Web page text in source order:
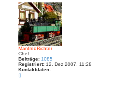
h
e
e
i
t
e
r
t
e
S
e
ManfredRichter
Chef
Beiträge: 1085
Registriert: 12. Dez 2007, 11:28
Kontaktdaten: